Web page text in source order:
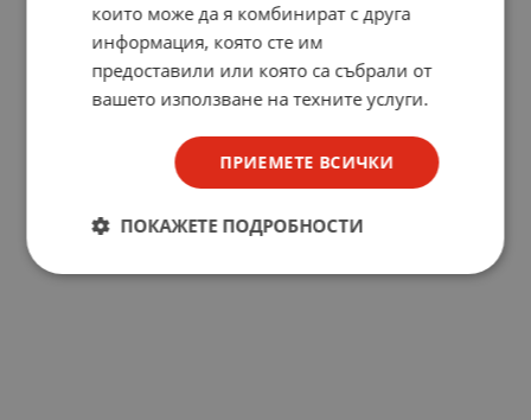
които може да я комбинират с друга
информация, която сте им
предоставили или която са събрали от
вашето използване на техните услуги.
ПРИЕМЕТЕ ВСИЧКИ
ПОКАЖЕТЕ ПОДРОБНОСТИ